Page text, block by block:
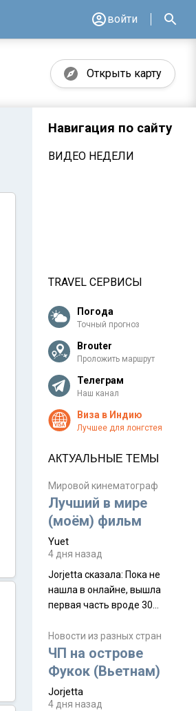
войти
Открыть карту
Навигация по сайту
ВИДЕО НЕДЕЛИ
TRAVEL СЕРВИСЫ
Погода
Точный прогноз
Brouter
Проложить маршрут
Телеграм
Наш канал
Виза в Индию
Лучшее для лонгстея
АКТУАЛЬНЫЕ ТЕМЫ
Мировой кинематограф
Лучший в мире
(моём) фильм
Yuet
4 дня назад
Jorjetta сказалa: Пока не
нашла в онлайне, вышла
первая часть вроде 30
Дивали 8 ноября.
Новости из разных стран
ЧП на острове
Фукок (Вьетнам)
Jorjetta
4 дня назад